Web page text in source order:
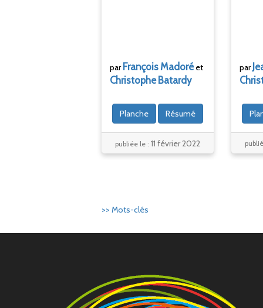
par FrançoisMadoréet
Christophe Batardy
Planche Résumé
publiée le :11 février 2022
par
>> Mots-clés